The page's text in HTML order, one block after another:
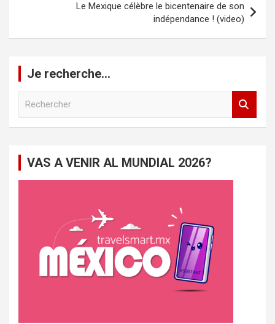
Le Mexique célèbre le bicentenaire de son
indépendance ! (video)
Je recherche…
c
VAS A VENIR AL MUNDIAL 2026?